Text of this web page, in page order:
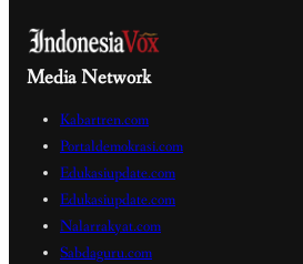
Media Network
Kabartren.com
Portaldemokrasi.com
Edukasiupdate.com
Edukasiupdate.com
Nalarrakyat.com
Sabdaguru.com